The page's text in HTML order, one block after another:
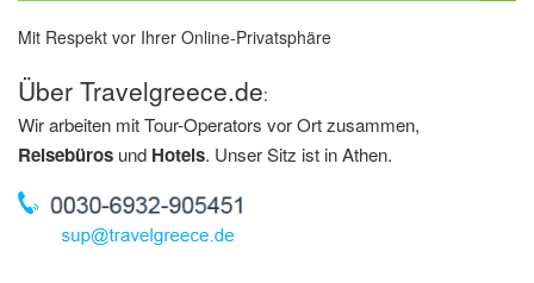
Mit Respekt vor Ihrer Online-Privatsphäre
Über Travelgreece.de:
Wir arbeiten mit Tour-Operators vor Ort zusammen,
Reisebüros und Hotels. Unser Sitz ist in Athen.